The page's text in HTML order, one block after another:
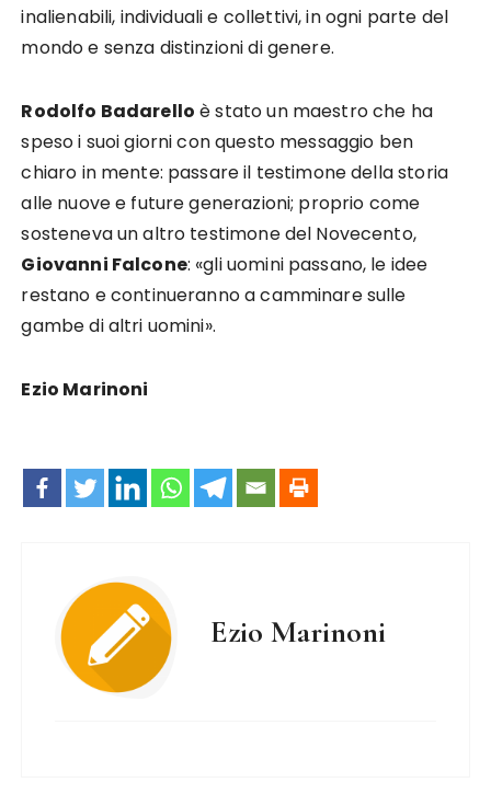
inalienabili, individuali e collettivi, in ogni parte del
mondo e senza distinzioni di genere.
Rodolfo Badarello è stato un maestro che ha
speso i suoi giorni con questo messaggio ben
chiaro in mente: passare il testimone della storia
alle nuove e future generazioni; proprio come
sosteneva un altro testimone del Novecento,
Giovanni Falcone: «gli uomini passano, le idee
restano e continueranno a camminare sulle
gambe di altri uomini».
Ezio Marinoni
Ezio Marinoni